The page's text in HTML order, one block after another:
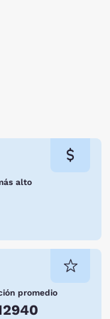
alto
promedio